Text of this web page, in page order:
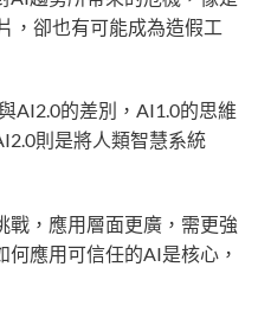
，卻也有可能成為造假工
AI2.0的差別，AI1.0的思維
則是將人類智慧系統
戰，應用層面更廣，需更強
應用可信任的AI是核心，